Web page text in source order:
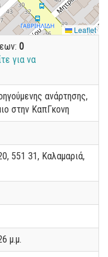
Leaflet
0
για να
ανάρτησης,
στην ΚαπΓκονη
551 31, Καλαμαριά,
μ.μ.